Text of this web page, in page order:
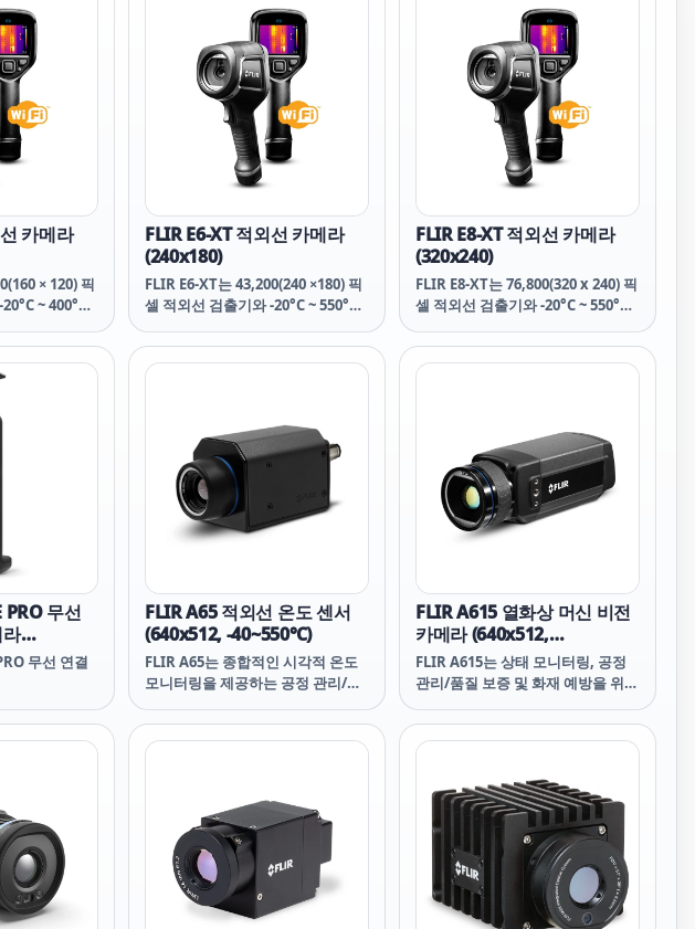
카메라
× 120) 픽
~ 400°C
속하게 찾고
구입니다.
상은 탁월한
항을 제공하
Fi를 통해 어
Mobile 앱에
지를 공유하
할 수 있습니
FLIR E6-XT 적외선 카메라
(240x180)
FLIR E6-XT는 43,200(240 ×180) 픽
셀 적외선 검출기와 -20°C ~ 550°C
건물 문제를 신속하게 찾고 진단하
는 데 완벽한 도구입니다. FLIR
면, 내장 Wi-Fi를 통해 사용자는 어
디서나 FLIR Tools® Mobile 앱에
빠르게 연결하여 이미지를 공유하
고 보고서를 쉽게 전송할 수 있습니
FLIR E8-XT 적외선 카메라
(320x240)
FLIR E8-XT는 76,800(320 x 240) 픽
셀 적외선 검출기와 -20°C ~ 550°C
기계 및 건물 문제를 신속하게 찾고
진단하는 데 완벽한 도구입니다.
는 반면, 내장 Wi-Fi를 통해 사용자
는 어디서나 FLIR Tools® Mobile
앱에 빠르게 연결하여 이미지를 공
유하고 보고서를 쉽게 전송할 수 있
습니다.
PRO 무선
무선 연결
FLIR A65 적외선 온도 센서
(640x512, -40~550℃)
FLIR A65는 종합적인 시각적 온도
모니터링을 제공하는 공정 관리/품
분야를 위한 열화상 온도 센서입니
다. A65는 기존 시스템에 매끄럽게
출력을 제공합니다.
FLIR A615 열화상 머신 비전
카메라 (640x512,
-20~2000℃)
FLIR A615는 상태 모니터링, 공정
관리/품질 보증 및 화재 예방을 위한
기의 열화상 카메라입니다. 이 카메
라는 PC로 완전 제어되며 National
MVtec, Stemmer Imaging과 같
은 타사 머신 비전 소프트웨어와 플
러그앤플레이 연결이 가능합니다.